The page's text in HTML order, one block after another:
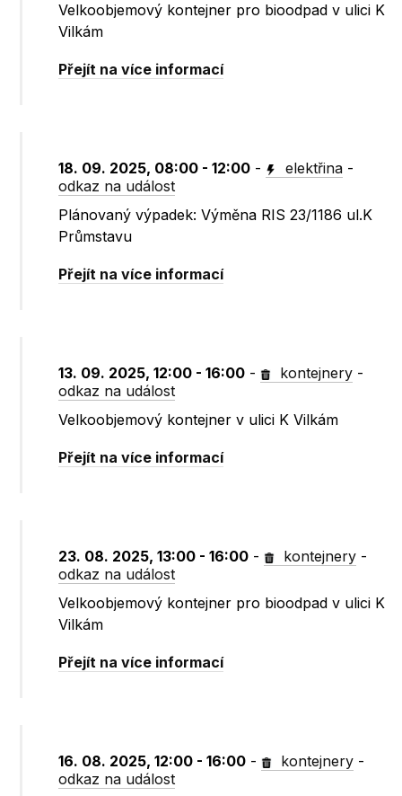
Velkoobjemový kontejner pro bioodpad v ulici K
Vilkám
Přejít na více informací
18. 09. 2025, 08:00 - 12:00 - elektřina -
odkaz na událost
Plánovaný výpadek: Výměna RIS 23/1186 ul.K
Průmstavu
Přejít na více informací
13. 09. 2025, 12:00 - 16:00 - kontejnery -
odkaz na událost
Velkoobjemový kontejner v ulici K Vilkám
Přejít na více informací
23. 08. 2025, 13:00 - 16:00 - kontejnery -
odkaz na událost
Velkoobjemový kontejner pro bioodpad v ulici K
Vilkám
Přejít na více informací
16. 08. 2025, 12:00 - 16:00 - kontejnery -
odkaz na událost